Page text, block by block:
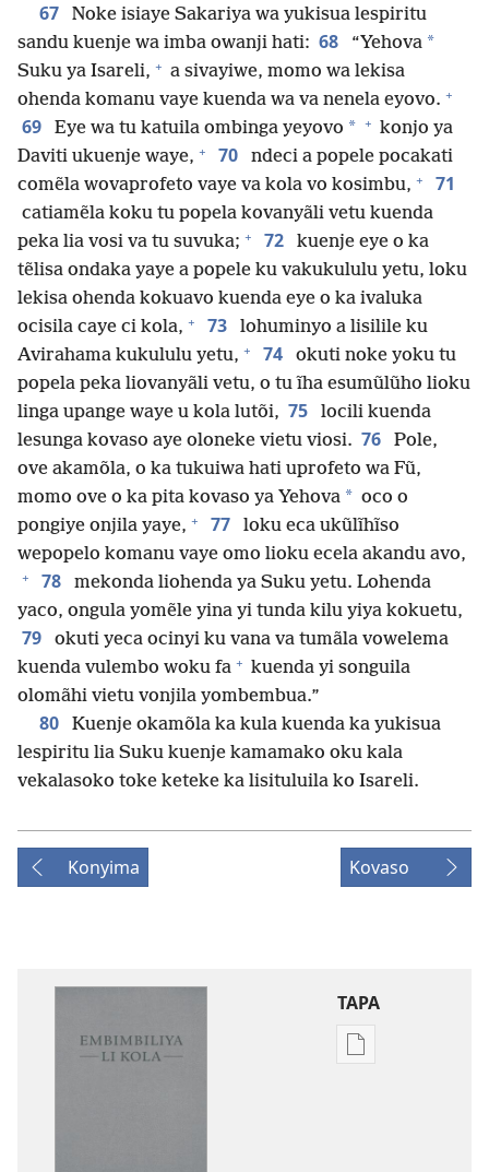
67
Noke isiaye Sakariya wa yukisua lespiritu
sandu kuenje wa imba owanji hati: 68 “Yehova *
Suku ya Isareli, + a sivayiwe, momo wa lekisa
ohenda komanu vaye kuenda wa va nenela eyovo. +
69 Eye wa tu katuila ombinga yeyovo * + konjo ya
Daviti ukuenje waye, + 70
ndeci a popele pocakati
comẽla wovaprofeto vaye va kola vo kosimbu, + 71
catiamẽla koku tu popela kovanyãli vetu kuenda
peka lia vosi va tu suvuka; + 72
kuenje eye o ka
tẽlisa ondaka yaye a popele ku vakukululu yetu, loku
lekisa ohenda kokuavo kuenda eye o ka ivaluka
ocisila caye ci kola, + 73
lohuminyo a lisilile ku
Avirahama kukululu yetu, + 74
okuti noke yoku tu
popela peka liovanyãli vetu, o tu ĩha esumũlũho lioku
linga upange waye u kola lutõi, 75
locili kuenda
lesunga kovaso aye oloneke vietu viosi. 76
Pole,
ove akamõla, o ka tukuiwa hati uprofeto wa Fũ,
momo ove o ka pita kovaso ya Yehova * oco o
pongiye onjila yaye, + 77
loku eca ukũlĩhĩso
wepopelo komanu vaye omo lioku ecela akandu avo,
+ 78
mekonda liohenda ya Suku yetu. Lohenda
yaco, ongula yomẽle yina yi tunda kilu yiya kokuetu,
79
okuti yeca ocinyi ku vana va tumãla vowelema
kuenda vulembo woku fa + kuenda yi songuila
olomãhi vietu vonjila yombembua.”
80
Kuenje okamõla ka kula kuenda ka yukisua
lespiritu lia Suku kuenje kamamako oku kala
vekalasoko toke keteke ka lisituluila ko Isareli.
Konyima Kovaso
TAPA
Publication